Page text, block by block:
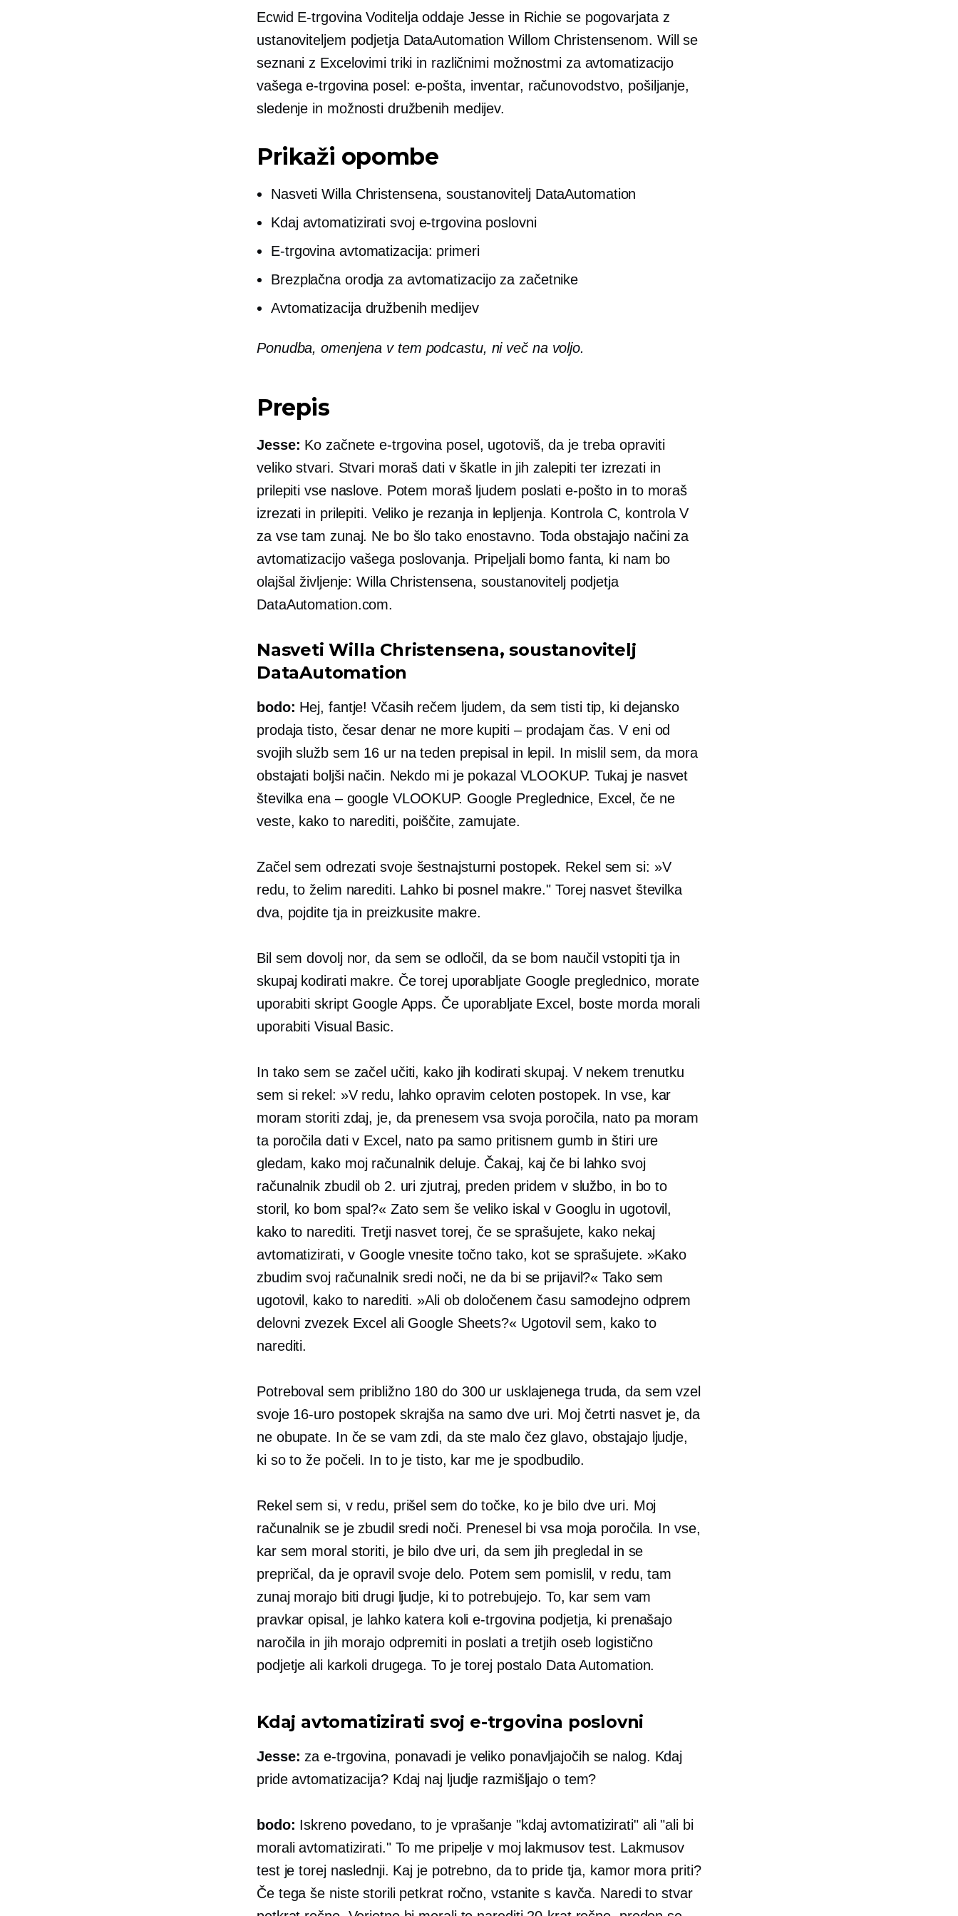
Ecwid E-trgovinaVoditelja oddaje Jesse in Richie se pogovarjata z
ustanoviteljem podjetja DataAutomation Willom Christensenom. Will se
seznani z Excelovimi triki in različnimi možnostmi za avtomatizacijo
vašegae-trgovina posel: e-pošta, inventar, računovodstvo, pošiljanje,
sledenje in možnosti družbenih medijev.
Prikaži opombe
Nasveti Willa Christensena,soustanoviteljDataAutomation
Kdaj avtomatizirati svoj e-trgovinaposlovni
E-trgovina avtomatizacija: primeri
Brezplačna orodja za avtomatizacijo za začetnike
Avtomatizacija družbenih medijev
Ponudba, omenjena v tem podcastu, ni več na voljo.
Prepis
Jesse: Ko začnetee-trgovina posel, ugotoviš, da je treba opraviti
veliko stvari. Stvari moraš dati v škatle in jih zalepiti ter izrezati in
prilepiti vse naslove. Potem moraš ljudem poslati e-pošto in to moraš
izrezati in prilepiti. Veliko je rezanja in lepljenja. Kontrola C, kontrola V
za vse tam zunaj. Ne bo šlo tako enostavno. Toda obstajajo načini za
avtomatizacijo vašega poslovanja. Pripeljali bomo fanta, ki nam bo
olajšal življenje: Willa Christensena,soustanoviteljpodjetja
DataAutomation.com.
Nasveti Willa Christensena,soustanovitelj
DataAutomation
bodo: Hej, fantje! Včasih rečem ljudem, da sem tisti tip, ki dejansko
prodaja tisto, česar denar ne more kupiti – prodajam čas. V eni od
svojih služb sem 16 ur na teden prepisal in lepil. In mislil sem, da mora
obstajati boljši način. Nekdo mi je pokazal VLOOKUP. Tukaj je nasvet
številka ena – google VLOOKUP. Google Preglednice, Excel, če ne
veste, kako to narediti, poiščite, zamujate.
Začel sem odrezati svoje šestnajsturni postopek. Rekel sem si: »V
redu, to želim narediti. Lahko bi posnel makre." Torej nasvet številka
dva, pojdite tja in preizkusite makre.
Bil sem dovolj nor, da sem se odločil, da se bom naučil vstopiti tja in
skupaj kodirati makre. Če torej uporabljate Google preglednico, morate
uporabiti skript Google Apps. Če uporabljate Excel, boste morda morali
uporabiti Visual Basic.
In tako sem se začel učiti, kako jih kodirati skupaj. V nekem trenutku
sem si rekel: »V redu, lahko opravim celoten postopek. In vse, kar
moram storiti zdaj, je, da prenesem vsa svoja poročila, nato pa moram
ta poročila dati v Excel, nato pa samo pritisnem gumb in štiri ure
gledam, kako moj računalnik deluje. Čakaj, kaj če bi lahko svoj
računalnik zbudil ob 2. uri zjutraj, preden pridem v službo, in bo to
storil, ko bom spal?« Zato sem še veliko iskal v Googlu in ugotovil,
kako to narediti. Tretji nasvet torej, če se sprašujete, kako nekaj
avtomatizirati, v Google vnesite točno tako, kot se sprašujete. »Kako
zbudim svoj računalnik sredi noči, ne da bi se prijavil?« Tako sem
ugotovil, kako to narediti. »Ali ob določenem času samodejno odprem
delovni zvezek Excel ali Google Sheets?« Ugotovil sem, kako to
narediti.
Potreboval sem približno 180 do 300 ur usklajenega truda, da sem vzel
svoje 16-uropostopek skrajša na samo dve uri. Moj četrti nasvet je, da
ne obupate. In če se vam zdi, da ste malo čez glavo, obstajajo ljudje,
ki so to že počeli. In to je tisto, kar me je spodbudilo.
Rekel sem si, v redu, prišel sem do točke, ko je bilo dve uri. Moj
računalnik se je zbudil sredi noči. Prenesel bi vsa moja poročila. In vse,
kar sem moral storiti, je bilo dve uri, da sem jih pregledal in se
prepričal, da je opravil svoje delo. Potem sem pomislil, v redu, tam
zunaj morajo biti drugi ljudje, ki to potrebujejo. To, kar sem vam
pravkar opisal, je lahko katera kolie-trgovina podjetja, ki prenašajo
naročila in jih morajo odpremiti in poslati atretjih oseb logistično
podjetje ali karkoli drugega. To je torej postalo Data Automation.
Kdaj avtomatizirati svoj e-trgovina poslovni
Jesse: zae-trgovina, ponavadi je veliko ponavljajočih se nalog. Kdaj
pride avtomatizacija? Kdaj naj ljudje razmišljajo o tem?
bodo: Iskreno povedano, to je vprašanje "kdaj avtomatizirati" ali "ali bi
morali avtomatizirati." To me pripelje v moj lakmusov test. Lakmusov
test je torej naslednji. Kaj je potrebno, da to pride tja, kamor mora priti?
Če tega še niste storili petkrat ročno, vstanite s kavča. Naredi to stvar